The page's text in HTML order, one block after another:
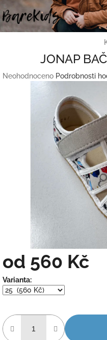
Přejít
na
obsah
JONAP
Průměrné
Neohodnoceno Podrobnosti
od 560 Kč
Měrná
cena:
Varianta: